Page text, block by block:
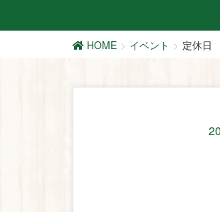
HOME イベント 定休日